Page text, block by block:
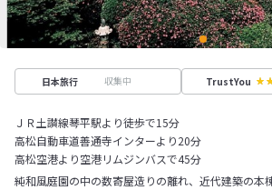
日本旅行 収集中 TrustYou
ＪＲ土讃線琴平駅より徒歩で15分
高松自動車道善通寺インターより20分
高松空港より空港リムジンバスで45分
純和風庭園の中の数寄屋造りの離れ、近代建築の本